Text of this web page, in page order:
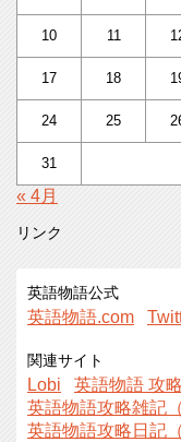
10 11
17 18
24 25
31
« 4月
リンク
英語物語公式
英語物語.com
関連サイト
Lobi 英語物語 攻
英語物語攻略雑記
英語物語攻略日記